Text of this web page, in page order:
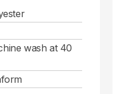
wash at 40